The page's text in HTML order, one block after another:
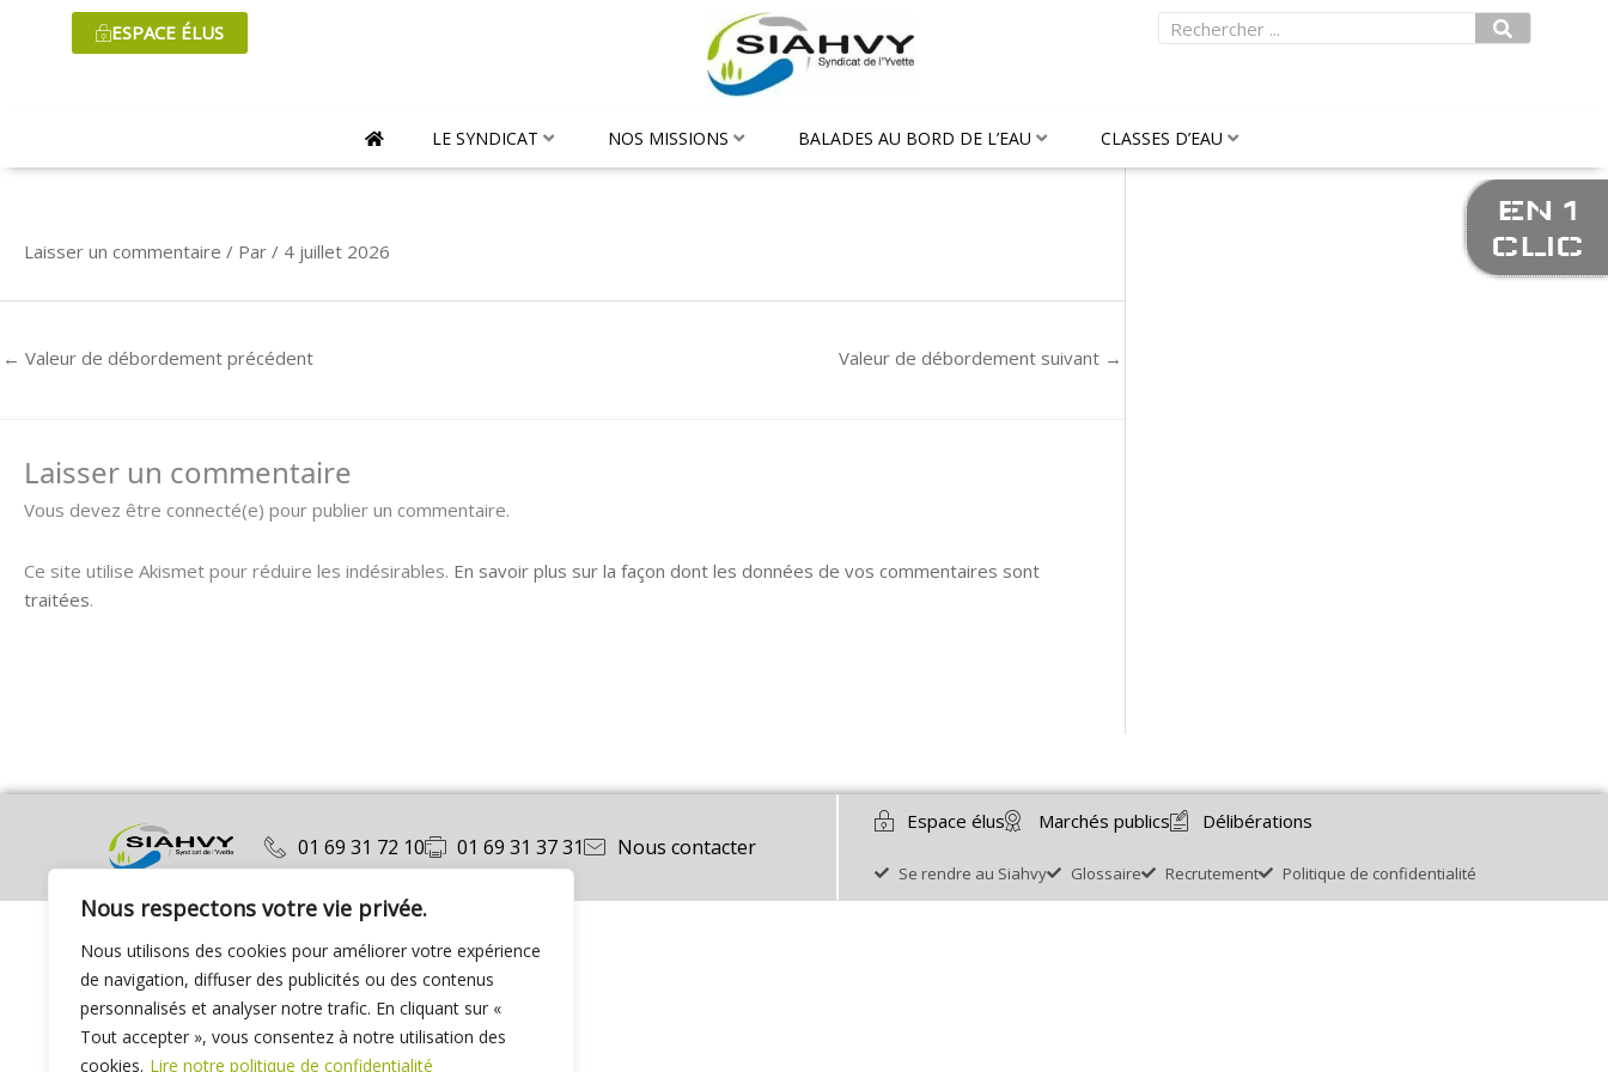
Nous respectons votre vie privée.
Nous utilisons des cookies pour améliorer votre expérience
de navigation, diffuser des publicités ou des contenus
personnalisés et analyser notre trafic. En cliquant sur «
Tout accepter », vous consentez à notre utilisation des
cookies. Lire notre politique de confidentialité
ESPACE ÉLUS Rechercher
LE SYNDICAT NOS MISSIONS BALADES AU BORD DE L’EAU CLASSES D’EAU
Laisser un commentaire / Par / 4 juillet 2026
← Valeur de débordement précédent Valeur de débordement suivant →
Laisser un commentaire
Vous devez être connecté(e) pour publier un commentaire.
Ce site utilise Akismet pour réduire les indésirables. En savoir plus sur la façon dont les données de vos commentaires sont
traitées.
01 69 31 72 10 01 69 31 37 31 Nous contacter
Espace élus Marchés publics Délibérations
Se rendre au Siahvy Glossaire Recrutement Politique de confidentialité
EN 1
CLIC